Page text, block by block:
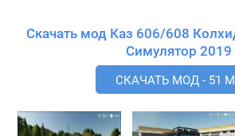
Скачать мод Каз 606/608
Симулятор 2019
СКАЧАТЬ МОД - 51